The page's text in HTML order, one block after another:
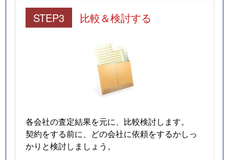
STEP3 比較＆検討する
各会社の査定結果を元に、比較検討します。
契約をする前に、どの会社に依頼をするかしっ
かりと検討しましょう。